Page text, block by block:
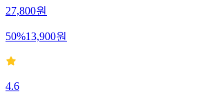
27,800원
50%13,900원
4.6